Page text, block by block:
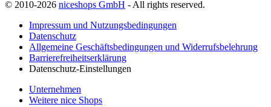
© 2010-2026 niceshops GmbH - All rights reserved.
Impressum und Nutzungsbedingungen
Datenschutz
Allgemeine Geschäftsbedingungen und Widerrufsbelehrung
Barrierefreiheitserklärung
Datenschutz-Einstellungen
Unternehmen
Weitere nice Shops